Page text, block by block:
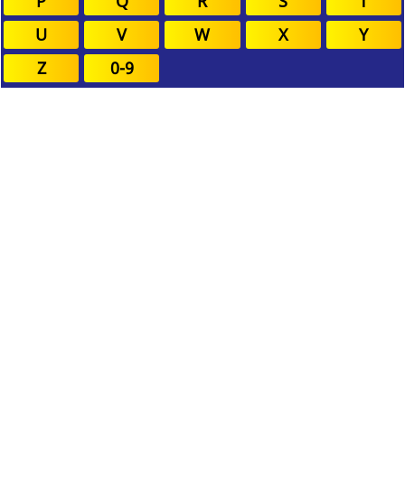
U
V W X
Y
Z
0-9